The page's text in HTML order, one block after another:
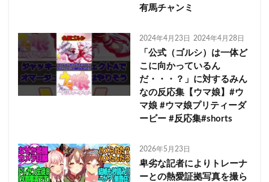
有馬チャンミ
2024年4月23日 2024年4月28日
「公式（ゴルシ）は一体ど
こに向かっているん
だ・・・？」に対するみん
なの反応集【ウマ娘】#ウ
マ娘 #ウマ娘プリティーダ
ービー #反応集#shorts
2026年5月23日
卑劣な記者によりトレーナ
ーとの熱愛証拠写真を撮ら